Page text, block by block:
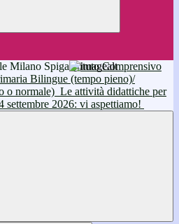
Istituto Comprensivo
Bilingue (tempo pieno)/
o normale) Le attività didattiche per
2026: vi aspettiamo!